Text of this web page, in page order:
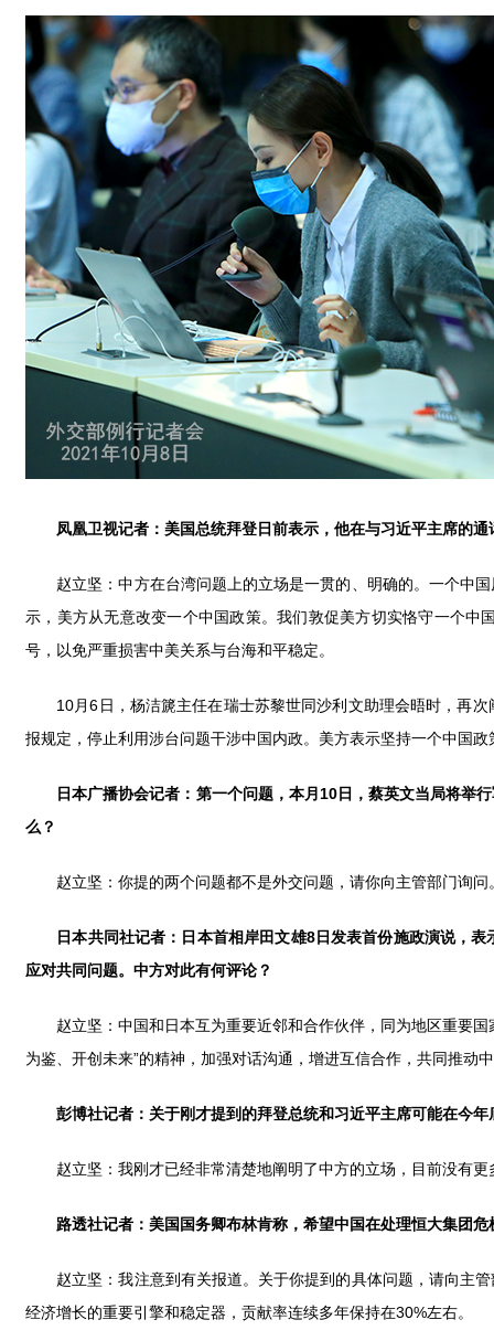
凤凰卫视记者：美国总统拜登日前表示，他在与习近平主席的
赵立坚：中方在台湾问题上的立场是一贯的、明确的。一个中国
示，美方从无意改变一个中国政策。我们敦促美方切实恪守一个
号，以免严重损害中美关系与台海和平稳定。
10月6日，杨洁篪主任在瑞士苏黎世同沙利文助理会晤时，再次
报规定，停止利用涉台问题干涉中国内政。美方表示坚持一个中国政
日本广播协会记者：第一个问题，本月 10日，蔡英文当局将举
么？
赵立坚：你提的两个问题都不是外交问题，请你向主管部门询问
日本共同社记者：日本首相岸田文雄8日发表首份施政演说，表
应对共同问题。中方对此有何评论？
赵立坚：中国和日本互为重要近邻和合作伙伴，同为地区重要国
为鉴、开创未来”的精神，加强对话沟通，增进互信合作，共同推动
彭博社记者：关于刚才提到的拜登总统和习近平主席可能在今
赵立坚：我刚才已经非常清楚地阐明了中方的立场，目前没有更
路透社记者：美国国务卿布林肯称，希望中国在处理恒大集团
赵立坚：我注意到有关报道。关于你提到的具体问题，请向主管
经济增长的重要引擎和稳定器，贡献率连续多年保持在30%左右。